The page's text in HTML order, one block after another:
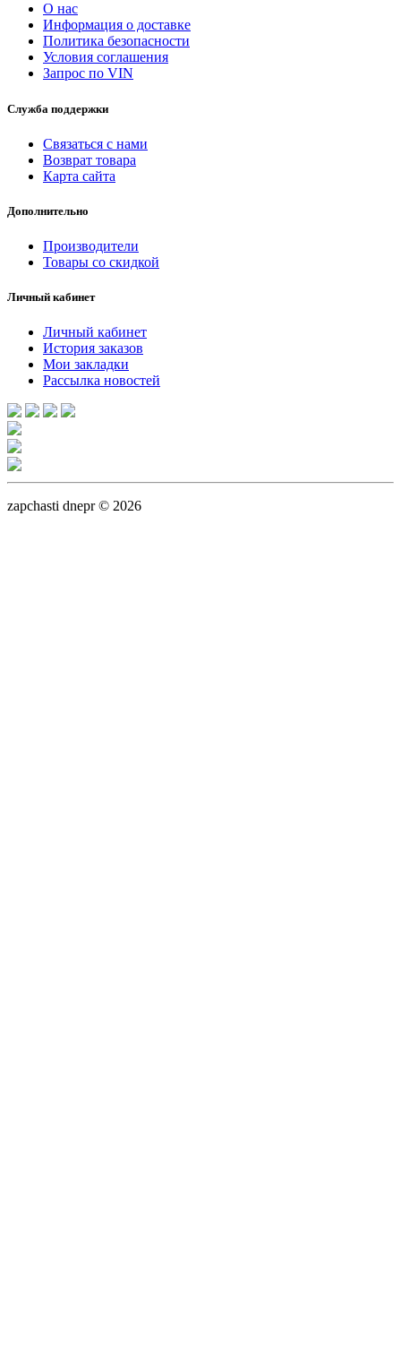
О нас
Информация о доставке
Политика безопасности
Условия соглашения
Запрос по VIN
Служба поддержки
Связаться с нами
Возврат товара
Карта сайта
Дополнительно
Производители
Товары со скидкой
Личный кабинет
Личный кабинет
История заказов
Мои закладки
Рассылка новостей
zapchasti dnepr © 2026